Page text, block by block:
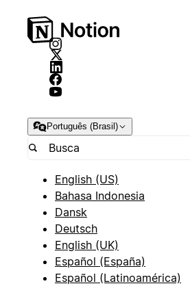
Português (Brasil)
English (US)
Bahasa Indonesia
Dansk
Deutsch
English (UK)
Español (España)
Español (Latinoamérica)